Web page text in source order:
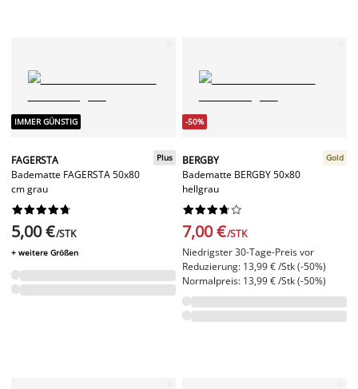
IMMER GÜNSTIG
FAGERSTA
Badematte FAGERSTA 50x80
cm grau
Plus






5,00 €/STK
+ weitere Größen
-50%
BERGBY
Badematte BERGBY 50x80
hellgrau
Gold






7,00 €/STK
Niedrigster 30-Tage-Preis vor
Reduzierung: 13,99 € /Stk (-50%)
Normalpreis: 13,99 € /Stk (-50%)